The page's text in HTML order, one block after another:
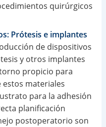
quirúrgicos
Prótesis e implantes
de dispositivos
y otros implantes
propicio para
estos materiales
para la adhesión
planificación
postoperatorio son